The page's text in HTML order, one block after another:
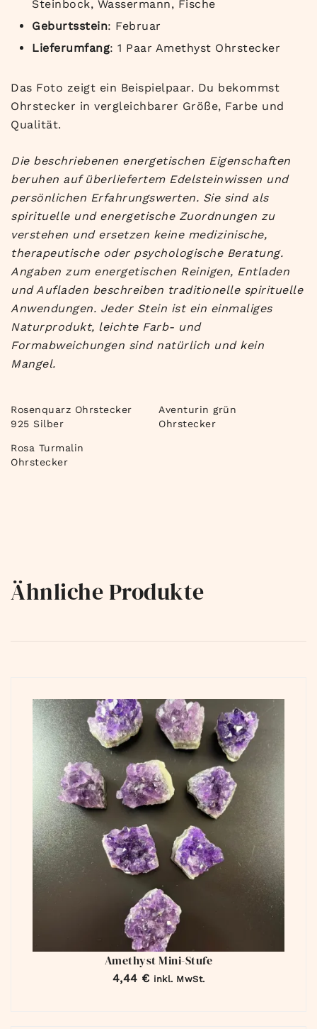
Steinbock, Wassermann, Fische
Geburtsstein: Februar
Lieferumfang: 1 Paar Amethyst Ohrstecker
Das Foto zeigt ein Beispielpaar. Du bekommst
Ohrstecker in vergleichbarer Größe, Farbe und
Qualität.
Die beschriebenen energetischen Eigenschaften
beruhen auf überliefertem Edelsteinwissen und
persönlichen Erfahrungswerten. Sie sind als
spirituelle und energetische Zuordnungen zu
verstehen und ersetzen keine medizinische,
therapeutische oder psychologische Beratung.
Angaben zum energetischen Reinigen, Entladen
und Aufladen beschreiben traditionelle spirituelle
Anwendungen. Jeder Stein ist ein einmaliges
Naturprodukt, leichte Farb- und
Formabweichungen sind natürlich und kein
Mangel.
Rosenquarz Ohrstecker
925 Silber
Aventurin grün
Ohrstecker
Rosa Turmalin
Ohrstecker
Ähnliche Produkte
Amethyst Mini-Stufe
4,44 € inkl. MwSt.